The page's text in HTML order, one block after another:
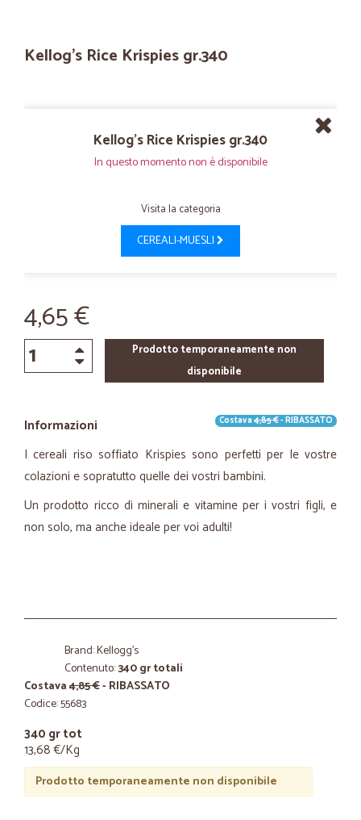
Kellog's Rice Krispies gr.340
Kellog's Rice Krispies gr.340
In questo momento non è disponibile
Visita la categoria
CEREALI-MUESLI
4,65 €
Prodotto temporaneamente non
disponibile
Informazioni Costava4,85 €- RIBASSATO
I cereali riso soffiato Krispies sono perfetti per le vostre
colazioni e sopratutto quelle dei vostri bambini.
Un prodotto ricco di minerali e vitamine per i vostri figli, e
non solo, ma anche ideale per voi adulti!
Brand: Kellogg's
Contenuto:340 gr totali
Costava4,85 €- RIBASSATO
Codice: 55683
340 gr tot
13,68 €/Kg
Prodotto temporaneamente non disponibile